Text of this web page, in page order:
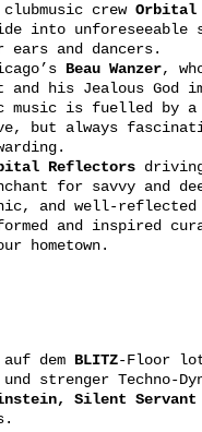
crew Orbital
into unforeseeable
ears and dancers.
Beau Wanzer,
and his Jealous God
music is fuelled by a
but always
Reflectorsdriving
for savvy and
and well-reflected
and inspired
hometown.
dem BLITZ-Floor
strenger Techno-
Silent Servant